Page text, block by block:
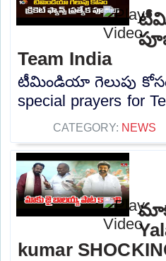
Team India
టీమిండియా గెలుపు కోసం
special prayers for
CATEGORY: NEWS
kumar